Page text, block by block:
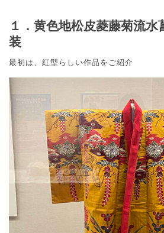
１．黄色地松皮菱藤菊流
装
最初は、紅型らしい作品をご紹介